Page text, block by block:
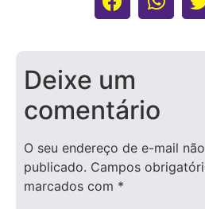
Deixe um
comentário
O seu endereço de e-mail
publicado. Campos
marcados com *